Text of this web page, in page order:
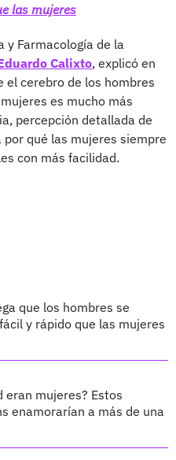
las mujeres
y Farmacología de la
Calixto, explicó en
el cerebro de los hombres
es mucho más
percepción detallada de
qué las mujeres siempre
con más facilidad.
que los hombres se
y rápido que las mujeres
eran mujeres? Estos
enamorarían a más de una